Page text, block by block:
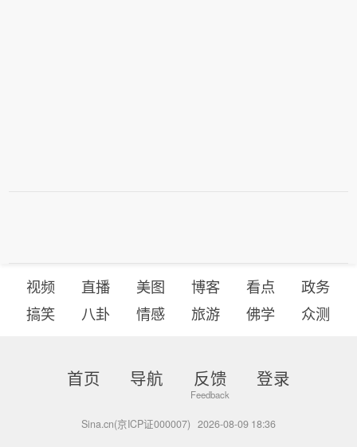
视频 直播 美图 博客 看点
政务
搞笑
八卦 情感 旅游 佛学 众测
首页 导航 反馈 登录
Sina.cn(京ICP证000007) 2026-08-09 18:36